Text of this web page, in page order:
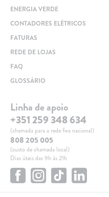
ENERGIA VERDE
CONTADORES ELÉTRICOS
FATURAS
REDE DE LOJAS
FAQ
GLOSSÁRIO
Linha de apoio
+351 259 348 634
(chamada para a rede fixa nacional)
808 205 005
(custo de chamada local)
Dias úteis das 9h às 21h